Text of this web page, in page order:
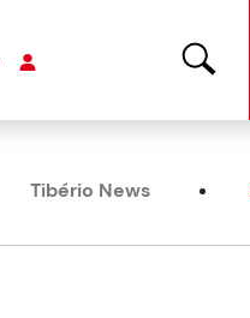
Tibério News